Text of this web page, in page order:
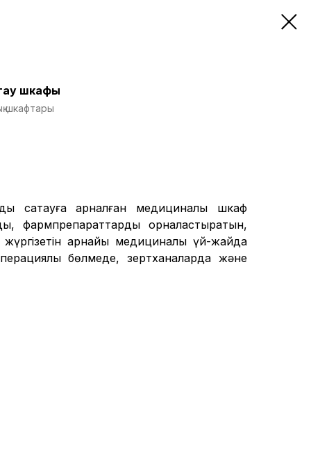
шкафы
шкафтары
сақтауға арналған медициналық шкаф
фармпрепараттарды орналастыратын,
арнайы медициналық үй-жайда
бөлмеде, зертханаларда және